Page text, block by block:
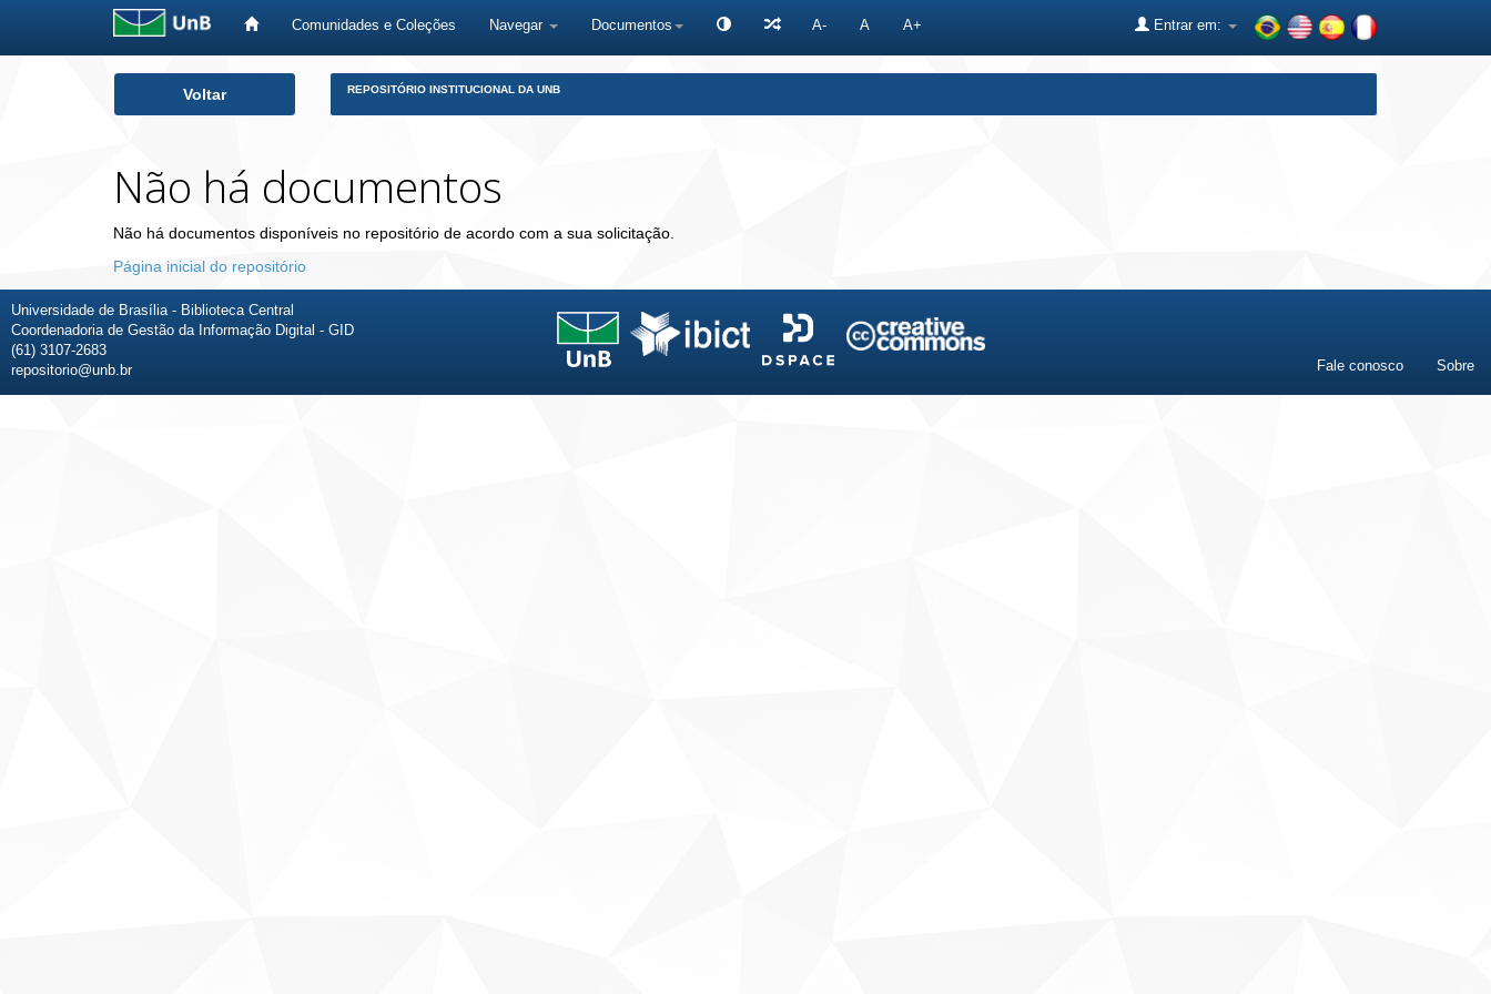
Comunidades e Coleções Navegar Documentos A- A A+ Entrar em:
Voltar REPOSITÓRIO INSTITUCIONAL DA UNB
Não há documentos
Não há documentos disponíveis no repositório de acordo com a sua solicitação.
Página inicial do repositório
Universidade de Brasília - Biblioteca Central
Coordenadoria de Gestão da Informação Digital - GID
(61) 3107-2683
repositorio@unb.br
Fale conosco Sobre